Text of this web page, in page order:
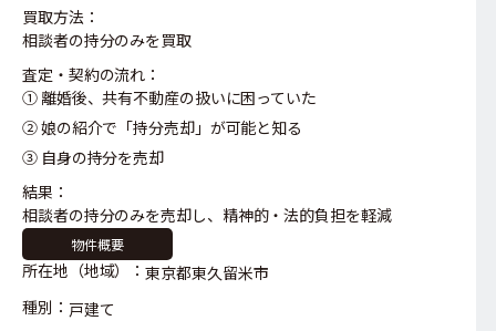
買取方法：
相談者の持分のみを買取
査定・契約の流れ：
① 離婚後、共有不動産の扱いに困っていた
② 娘の紹介で「持分売却」が可能と知る
③ 自身の持分を売却
結果：
相談者の持分のみを売却し、 精神的・法的負担を軽減
物件概要
所在地（地域）：東京都東久留米市
種別： 戸建て